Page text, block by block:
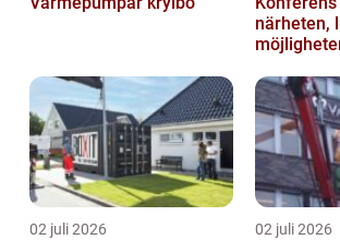
närheten,
02 juli 2026 02 juli 2026